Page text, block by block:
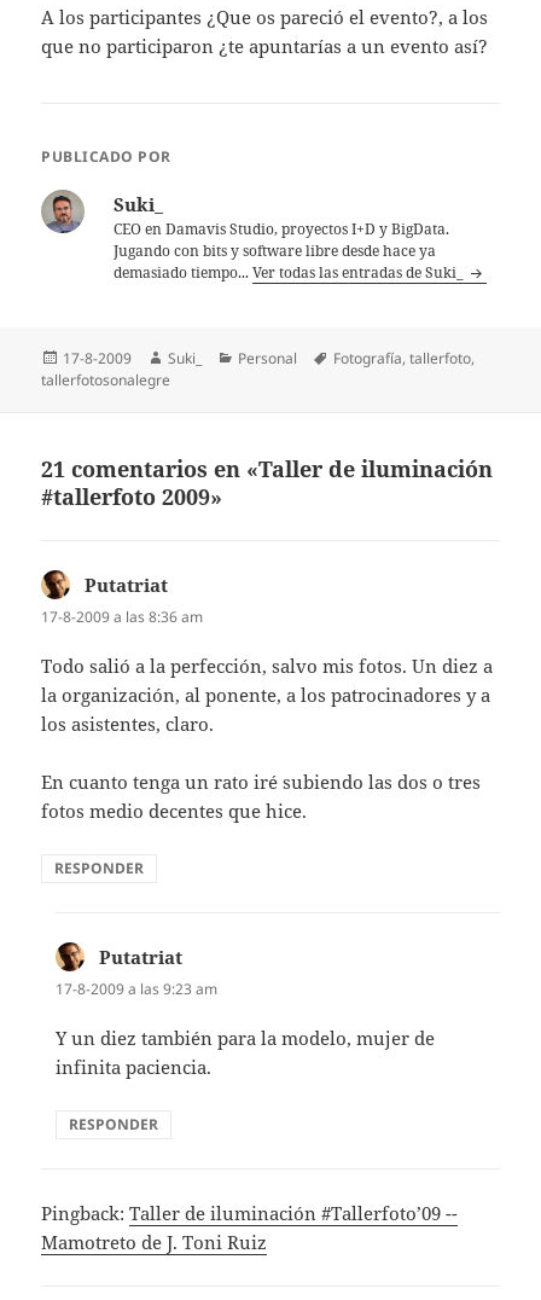
A los participantes ¿Que os pareció el evento?, a los
que no participaron ¿te apuntarías a un evento así?
PUBLICADO POR
Suki_
CEO en Damavis Studio, proyectos I+D y BigData.
Jugando con bits y software libre desde hace ya
demasiado tiempo...Ver todas las entradas de Suki_
Publicado
el
17-8-2009 Autor
Suki_ Categorías
Personal Etiquetas
Fotografí­a,tallerfoto,
tallerfotosonalegre
21 comentarios en «Taller de iluminación
#tallerfoto 2009»
Putatriat
17-8-2009 a las 8:36 am
Todo salió a la perfección, salvo mis fotos. Un diez a
la organización, al ponente, a los patrocinadores y a
los asistentes, claro.
En cuanto tenga un rato iré subiendo las dos o tres
fotos medio decentes que hice.
RESPONDER
Putatriat
17-8-2009 a las 9:23 am
Y un diez también para la modelo, mujer de
infinita paciencia.
RESPONDER
Pingback:Taller de iluminación #Tallerfoto’09 --
Mamotreto de J. Toni Ruiz